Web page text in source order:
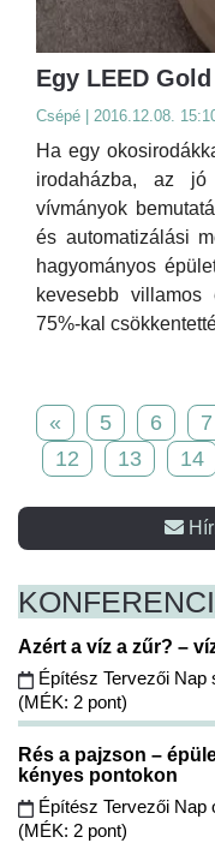
Egy LEED
Csépé | 2016.12.08.
Ha egy
irodaházba, az
vívmányok
és automatizálási
hagyományos
kevesebb
75%-kal
« 5 6 7
12
13 14
Azért a víz a zűr? –
Építész Tervezői Nap
(MÉK: 2 pont)
Rés a pajzson –
kényes pontokon
Építész Tervezői Nap
(MÉK: 2 pont)